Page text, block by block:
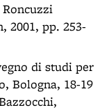
2001, pp. 253-
di studi per
Bologna, 18-19